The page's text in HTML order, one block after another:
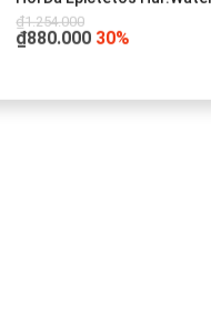
Repair Serum
₫1.254.000
₫880.000 30%